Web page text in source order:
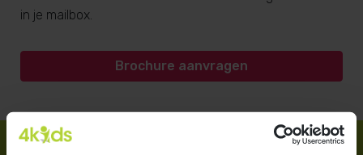
in je mailbox.
Brochure aanvragen